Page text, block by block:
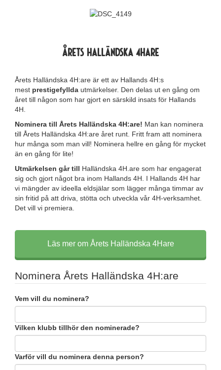
Årets Halländska 4Hare
Årets Halländska 4H:are är ett av Hallands 4H:s
mest prestigefyllda utmärkelser. Den delas ut en gång om
året till någon som har gjort en särskild insats för Hallands
4H.
Nominera till Årets Halländska 4H:are! Man kan nominera
till Årets Halländska 4H:are året runt. Fritt fram att nominera
hur många som man vill! Nominera hellre en gång för mycket
än en gång för lite!
Utmärkelsen går till Halländska 4H.are som har engagerat
sig och gjort något bra inom Hallands 4H. I Hallands 4H har
vi mängder av ideella eldsjälar som lägger många timmar av
sin fritid på att driva, stötta och utveckla vår 4H-verksamhet.
Det vill vi premiera.
Läs mer om Årets Halländska 4Hare
Nominera Årets Halländska 4H:are
Vem vill du nominera?
Vilken klubb tillhör den nominerade?
Varför vill du nominera denna person?